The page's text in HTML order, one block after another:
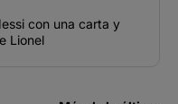
con una carta y
Lionel